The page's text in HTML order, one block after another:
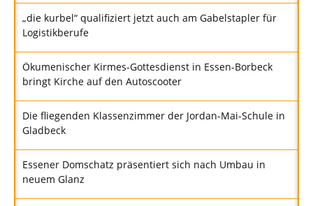
„die kurbel“ qualifiziert jetzt auch am Gabelstapler für
Logistikberufe
Ökumenischer Kirmes-Gottesdienst in Essen-Borbeck
bringt Kirche auf den Autoscooter
Die fliegenden Klassenzimmer der Jordan-Mai-Schule in
Gladbeck
Essener Domschatz präsentiert sich nach Umbau in
neuem Glanz